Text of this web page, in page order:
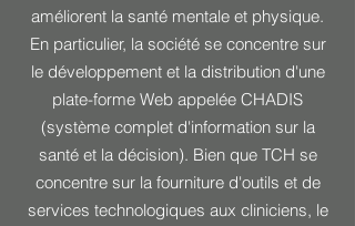
améliorent la santé mentale et physique.
En particulier, la société se concentre sur
le développement et la distribution d'une
plate-forme Web appelée CHADIS
(système complet d'information sur la
santé et la décision). Bien que TCH se
concentre sur la fourniture d'outils et de
services technologiques aux cliniciens, le